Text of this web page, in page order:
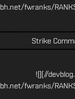
bh.net/fwranks/
Strike
![](//
bh.net/fwranks/